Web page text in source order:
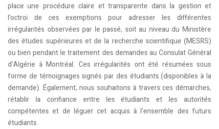
place une procédure claire et transparente dans la gestion et
l’octroi de ces exemptions pour adresser les différentes
irrégularités observées par le passé, soit au niveau du Ministère
des études supérieures et de la recherche scientifique (MESRS)
ou bien pendant le traitement des demandes au Consulat Général
d’Algérie à Montréal. Ces irrégularités ont été résumées sous
forme de témoignages signés par des étudiants (disponibles à la
demande). Également, nous souhaitons à travers ces démarches,
rétablir la confiance entre les étudiants et les autorités
compétentes et de léguer cet acquis à l’ensemble des futurs
étudiants.